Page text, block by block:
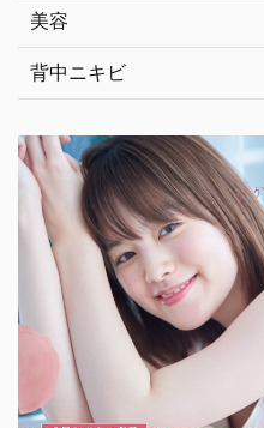
美容
背中ニキビ